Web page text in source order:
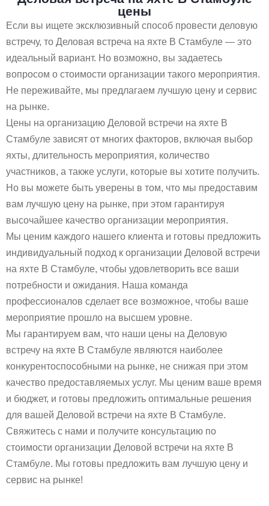
цены
Если вы ищете эксклюзивный способ провести деловую
встречу, то Деловая встреча на яхте В Стамбуле — это
идеальный вариант. Но возможно, вы задаетесь
вопросом о стоимости организации такого мероприятия.
Не переживайте, мы предлагаем лучшую цену и сервис
на рынке.
Цены на организацию Деловой встречи на яхте В
Стамбуле зависят от многих факторов, включая выбор
яхты, длительность мероприятия, количество
участников, а также услуги, которые вы хотите получить.
Но вы можете быть уверены в том, что мы предоставим
вам лучшую цену на рынке, при этом гарантируя
высочайшее качество организации мероприятия.
Мы ценим каждого нашего клиента и готовы предложить
индивидуальный подход к организации Деловой встречи
на яхте В Стамбуле, чтобы удовлетворить все ваши
потребности и ожидания. Наша команда
профессионалов сделает все возможное, чтобы ваше
мероприятие прошло на высшем уровне.
Мы гарантируем вам, что наши цены на Деловую
встречу на яхте В Стамбуле являются наиболее
конкурентоспособными на рынке, не снижая при этом
качество предоставляемых услуг. Мы ценим ваше время
и бюджет, и готовы предложить оптимальные решения
для вашей Деловой встречи на яхте В Стамбуле.
Свяжитесь с нами и получите консультацию по
стоимости организации Деловой встречи на яхте В
Стамбуле. Мы готовы предложить вам лучшую цену и
сервис на рынке!